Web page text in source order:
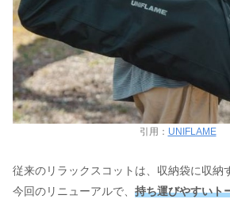
引用： UNIFLAME
従来のリラックスコットは、収納袋に収納
今回のリニューアルで、 持ち運びやすいト